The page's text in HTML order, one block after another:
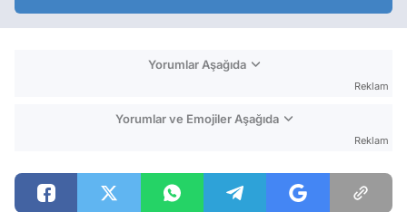
Yorumlar Aşağıda
Reklam
Yorumlar ve Emojiler Aşağıda
Reklam